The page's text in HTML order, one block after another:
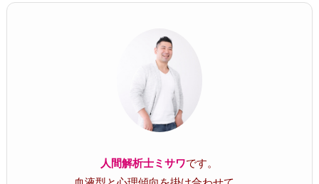
人間解析士ミサワです。